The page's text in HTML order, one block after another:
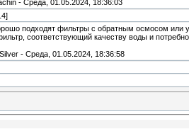
- Среда, 01.05.2024, 18:36:03
подходят фильтры с обратным осмосом
соответствующий качеству воды и
- Среда, 01.05.2024, 18:36:58